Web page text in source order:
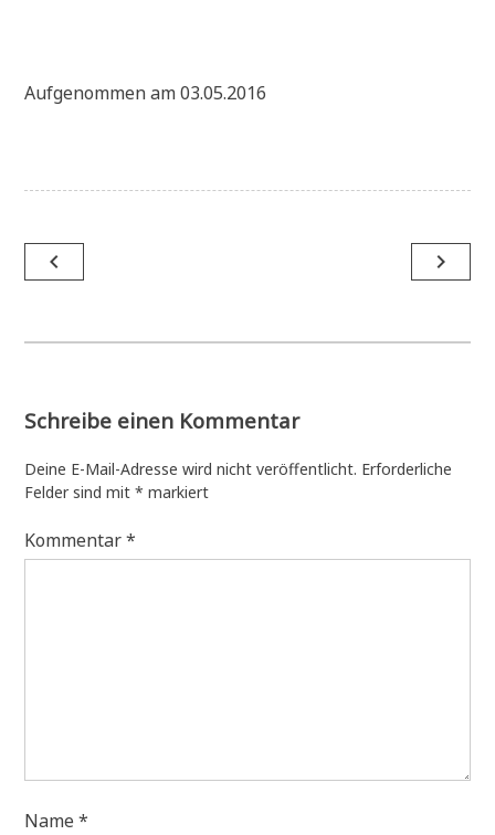
Aufgenommen am 03.05.2016
Beitragsnavigation
navigate_before navigate_next
Schreibe einen Kommentar
Deine E-Mail-Adresse wird nicht veröffentlicht. Erforderliche
Felder sind mit* markiert
Kommentar*
Name*